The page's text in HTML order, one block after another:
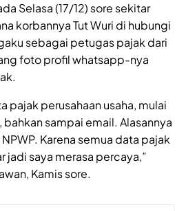
Selasa (17/12) sore sekitar
korbannya Tut Wuri di hubungi
sebagai petugas pajak dari
foto profil whatsapp-nya
pajak perusahaan usaha, mulai
bahkan sampai email. Alasannya
Karena semua data pajak
jadi saya merasa percaya,”
Kamis sore.